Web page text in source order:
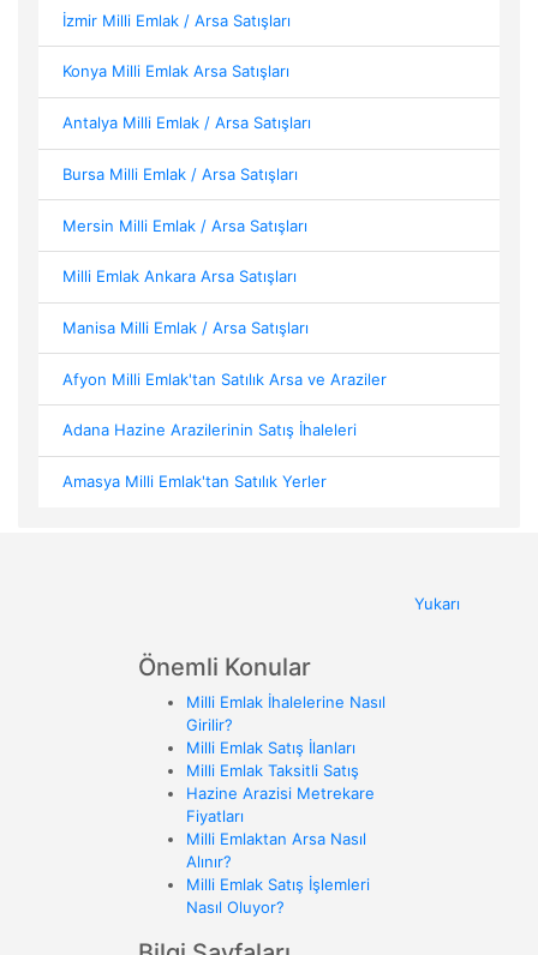
İzmir Milli Emlak / Arsa Satışları
Konya Milli Emlak Arsa Satışları
Antalya Milli Emlak / Arsa Satışları
Bursa Milli Emlak / Arsa Satışları
Mersin Milli Emlak / Arsa Satışları
Milli Emlak Ankara Arsa Satışları
Manisa Milli Emlak / Arsa Satışları
Afyon Milli Emlak'tan Satılık Arsa ve Araziler
Adana Hazine Arazilerinin Satış İhaleleri
Amasya Milli Emlak'tan Satılık Yerler
Yukarı
Önemli Konular
Milli Emlak İhalelerine Nasıl
Girilir?
Milli Emlak Satış İlanları
Milli Emlak Taksitli Satış
Hazine Arazisi Metrekare
Fiyatları
Milli Emlaktan Arsa Nasıl
Alınır?
Milli Emlak Satış İşlemleri
Nasıl Oluyor?